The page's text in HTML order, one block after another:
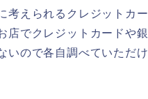
考えられるクレジットカ
店でクレジットカードや
ので各自調べていただけ